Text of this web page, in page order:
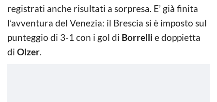
registrati anche risultati a sorpresa. E’ già finita
l’avventura del Venezia: il Brescia si è imposto sul
punteggio di 3-1 con i gol di Borrelli e doppietta
di Olzer.